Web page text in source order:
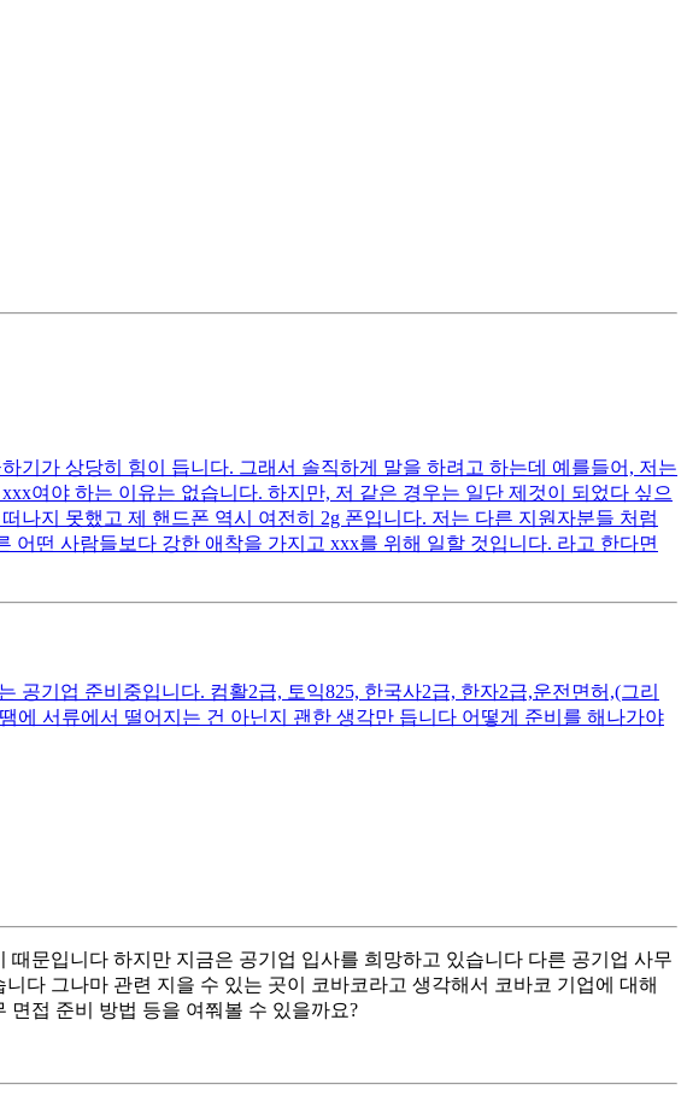
기가 상당히 힘이 듭니다. 그래서 솔직하게 말을 하려고 하는데 예를들어, 저는
여야 하는 이유는 없습니다. 하지만, 저 같은 경우는 일단 제것이 되었다 싶으
나지 못했고 제 핸드폰 역시 여전히 2g 폰입니다. 저는 다른 지원자분들 처럼
떤 사람들보다 강한 애착을 가지고 xxx를 위해 일할 것입니다. 라고 한다면
기업 준비중입니다. 컴활2급, 토익825, 한국사2급, 한자2급,운전면허,(그리
에 서류에서 떨어지는 건 아닌지 괜한 생각만 듭니다 어떻게 준비를 해나가야
문입니다 하지만 지금은 공기업 입사를 희망하고 있습니다 다른 공기업 사무
다 그나마 관련 지을 수 있는 곳이 코바코라고 생각해서 코바코 기업에 대해
접 준비 방법 등을 여쭤볼 수 있을까요?